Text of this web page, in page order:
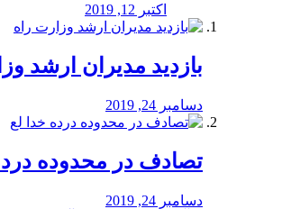
اکتبر 12, 2019
بازدید مدیران ارشد
دسامبر 24, 2019
تصادف در محدوده
دسامبر 24, 2019